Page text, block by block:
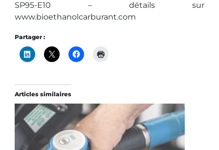
SP95-E10 – détails sur
www.bioethanolcarburant.com
Partager :
Articles similaires